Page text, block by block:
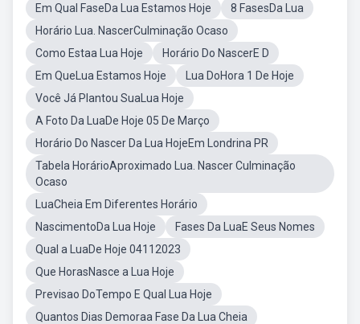
Em Qual FaseDa Lua Estamos Hoje
8 FasesDa Lua
Horário Lua. NascerCulminação Ocaso
Como Estaa Lua Hoje
Horário Do NascerE D
Em QueLua Estamos Hoje
Lua DoHora 1 De Hoje
Você Já Plantou SuaLua Hoje
A Foto Da LuaDe Hoje 05 De Março
Horário Do Nascer Da Lua HojeEm Londrina PR
Tabela HorárioAproximado Lua. Nascer Culminação
Ocaso
LuaCheia Em Diferentes Horário
NascimentoDa Lua Hoje
Fases Da LuaE Seus Nomes
Qual a LuaDe Hoje 04112023
Que HorasNasce a Lua Hoje
Previsao DoTempo E Qual Lua Hoje
Quantos Dias Demoraa Fase Da Lua Cheia